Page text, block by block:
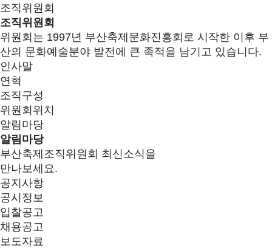
조직위원회
조직위원회
위원회는 1997년 부산축제문화진흥회로 시작한 이후 부
산의 문화예술분야 발전에 큰 족적을 남기고 있습니다.
인사말
연혁
조직구성
위원회위치
알림마당
알림마당
부산축제조직위원회 최신소식을
만나보세요.
공지사항
공시정보
입찰공고
채용공고
보도자료